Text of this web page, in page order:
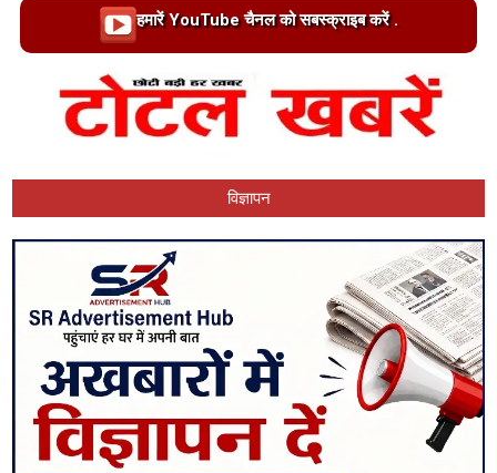
Loading…
हमारें YouTube चैनल को सबस्क्राइब करें .
विज्ञापन